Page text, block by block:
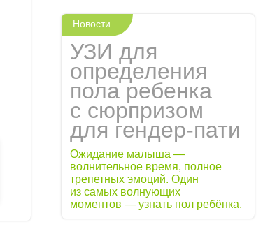
УЗИ для
определения
пола ребенка
с сюрпризом
для гендер-пати
Ожидание малыша —
волнительное время, полное
трепетных эмоций. Один
из самых волнующих
моментов — узнать пол ребёнка.
Новости